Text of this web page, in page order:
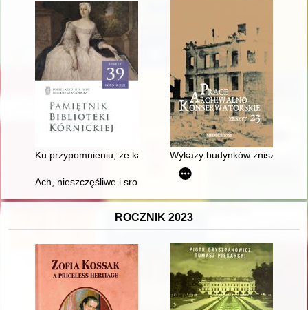
Ku przypomnieniu, że kanclerz Mikołaj Górka zbudował w
Wykazy budynków
Ach, nieszczęśliwe i sromocące nas małpiarstwo
ROCZNIK 2023